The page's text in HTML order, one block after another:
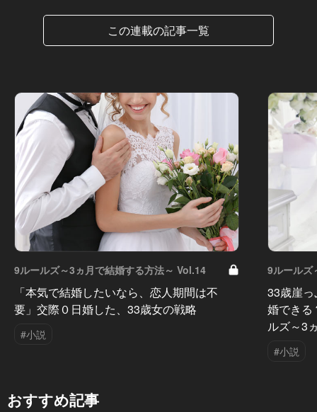
この連載の記事一覧
9ルールズ～3ヵ月で結婚する方法～ Vol.14
「本気で結婚したいなら、恋人期間は不
要」交際０日婚した、33歳女の戦略
#小説
9ルールズ
33歳崖
婚できる
ルズ～3
#小説
おすすめ記事